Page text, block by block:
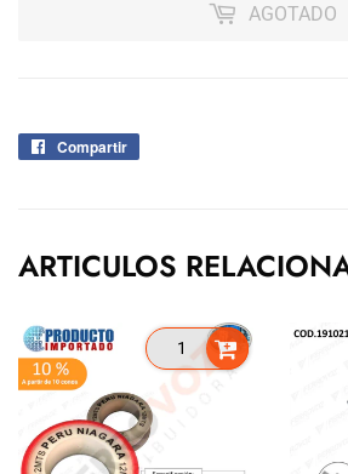
AGOTADO
Compartir
ARTICULOS